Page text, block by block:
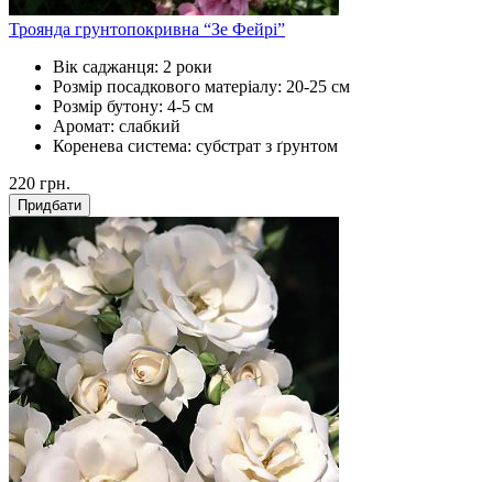
Троянда грунтопокривна “Зе Фейрі”
Вік саджанця: 2 роки
Розмір посадкового матеріалу: 20-25 см
Розмір бутону: 4-5 см
Аромат: слабкий
Коренева система: субстрат з ґрунтом
220 грн.
Придбати